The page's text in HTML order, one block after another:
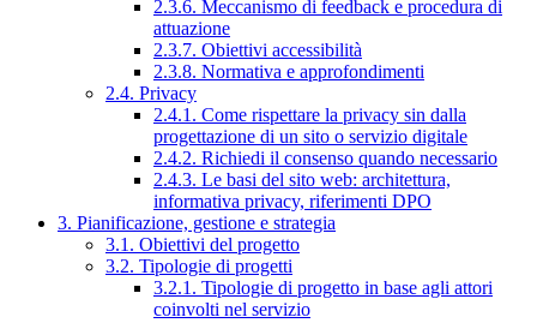
2.3.6. Meccanismo di feedback e procedura di
attuazione
2.3.7. Obiettivi accessibilità
2.3.8. Normativa e approfondimenti
2.4. Privacy
2.4.1. Come rispettare la privacy sin dalla
progettazione di un sito o servizio digitale
2.4.2. Richiedi il consenso quando necessario
2.4.3. Le basi del sito web: architettura,
informativa privacy, riferimenti DPO
3. Pianificazione, gestione e strategia
3.1. Obiettivi del progetto
3.2. Tipologie di progetti
3.2.1. Tipologie di progetto in base agli attori
coinvolti nel servizio